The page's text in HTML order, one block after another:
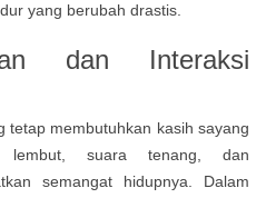
yang berubah drastis.
dan Interaksi
tetap membutuhkan kasih sayang
lembut, suara tenang, dan
semangat hidupnya. Dalam